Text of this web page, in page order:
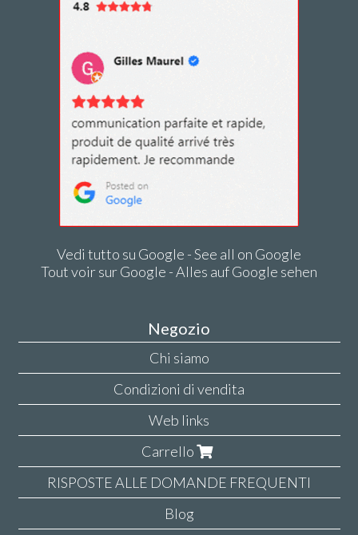
Vedi tutto su Google - See all on Google
Tout voir sur Google - Alles auf Google sehen
Negozio
Chi siamo
Condizioni di vendita
Web links
Carrello
RISPOSTE ALLE DOMANDE FREQUENTI
Blog